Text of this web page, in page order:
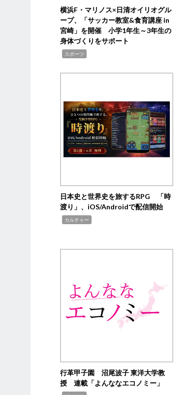
横浜F・マリノス×日清オイリオグル
ープ、「サッカー教室&食育講座 in
宮崎」を開催 小学1年生～3年生の
身体づくりをサポート
スポーツ
日本史と世界史を旅するRPG 「時
渡り」、iOS/Androidで配信開始
カルチャー
行革甲子園 沼尾波子 東洋大学教
授 連載「よんななエコノミー」